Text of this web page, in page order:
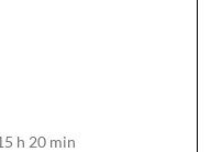
h 20 min